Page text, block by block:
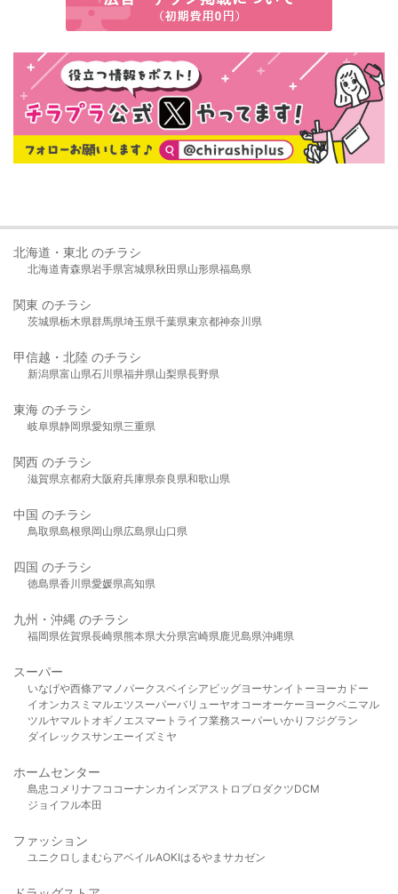
北海道・東北 のチラシ
北海道青森県岩手県宮城県秋田県山形県福島県
関東 のチラシ
茨城県栃木県群馬県埼玉県千葉県東京都神奈川県
甲信越・北陸 のチラシ
新潟県富山県石川県福井県山梨県長野県
東海 のチラシ
岐阜県静岡県愛知県三重県
関西 のチラシ
滋賀県京都府大阪府兵庫県奈良県和歌山県
中国 のチラシ
鳥取県島根県岡山県広島県山口県
四国 のチラシ
徳島県香川県愛媛県高知県
九州・沖縄 のチラシ
福岡県佐賀県長崎県熊本県大分県宮崎県鹿児島県沖縄県
スーパー
いなげや西條アマノパークスベイシア ビッグヨーサンイトーヨーカドー
イオンカスミ マルエツスーパーバリューヤオコーオーケー ヨークベニマル
ツルヤマルト オギノ エスマート ライフ業務スーパーいかり フジグラン
ダイレックスサンエーイズミヤ
ホームセンター
島忠 コメリ ナフコ コーナンカインズアストロプロダクツDCM
ジョイフル本田
ファッション
ユニクロ しまむら アベイルAOKIはるやま サカゼン